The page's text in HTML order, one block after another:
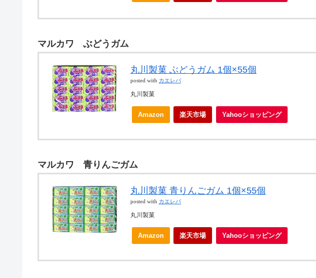
マルカワ ぶどうガム
丸川製菓 ぶどうガム 1個×55個
posted with カエレバ
丸川製菓
Amazon 楽天市場 Yahooショッピング
マルカワ 青りんごガム
丸川製菓 青りんごガム 1個×55個
posted with カエレバ
丸川製菓
Amazon 楽天市場 Yahooショッピング